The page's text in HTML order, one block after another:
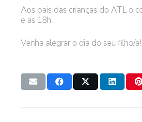
Aos pais das crianças do ATL o
e as 18h…
Venha alegrar o dia do seu filho/a!